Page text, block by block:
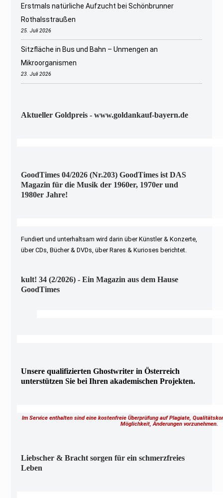
Erstmals natürliche Aufzucht bei Schönbrunner
Rothalsstraußen
25. Juli 2026
Sitzfläche in Bus und Bahn – Unmengen an
Mikroorganismen
23. Juli 2026
Aktueller Goldpreis - www.goldankauf-bayern.de
GoodTimes 04/2026 (Nr.203) GoodTimes ist DAS
Magazin für die Musik der 1960er, 1970er und
1980er Jahre!
Fundiert und unterhaltsam wird darin über Künstler & Konzerte,
über CDs, Bücher & DVDs, über Rares & Kurioses berichtet.
kult! 34 (2/2026) - Ein Magazin aus dem Hause
GoodTimes
Unsere qualifizierten Ghostwriter in Österreich
unterstützen Sie bei Ihren akademischen Projekten.
Im Service enthalten sind eine kostenfreie Überprüfung auf Plagiate,
Möglichkeit, Änderungen vorzunehmen.
Liebscher & Bracht sorgen für ein schmerzfreies
Leben